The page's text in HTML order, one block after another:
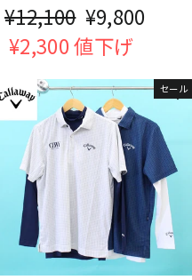
通
常
格
¥12,100 販
売
価
格
¥9,800
¥2,300 値下げ
セール